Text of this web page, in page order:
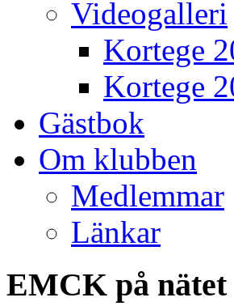
Videogalleri
Kortege
Kortege
Gästbok
Om klubben
Medlemmar
Länkar
EMCK på nätet